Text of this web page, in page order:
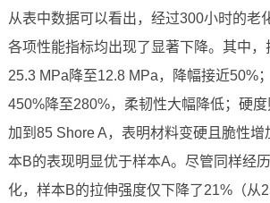
从表中数据可以看出，经过300小时的老
各项性能指标均出现了显著下降。其中，
25.3 MPa降至12.8 MPa，降幅接近50%
450%降至280%，柔韧性大幅降低；硬
加到85 Shore A，表明材料变硬且脆性增
本B的表现明显优于样本A。尽管同样经
化，样本B的拉伸强度仅下降了21%（从